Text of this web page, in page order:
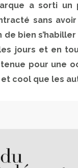
a sorti un
sans avoir
bien
jours et en
pour une
cool que les